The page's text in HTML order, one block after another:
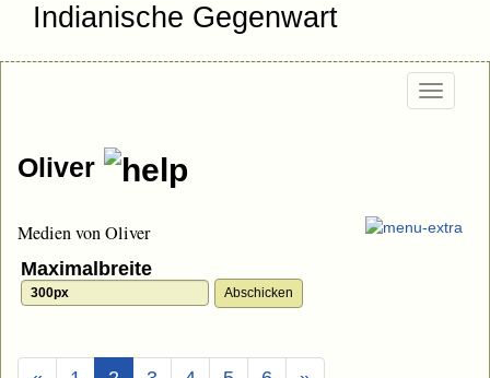
Indianische Gegenwart
Oliver
Medien von Oliver
Maximalbreite